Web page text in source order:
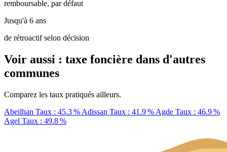
remboursable, par défaut
Jusqu'à 6 ans
de rétroactif selon décision
Voir aussi : taxe foncière dans d'autres
communes
Comparez les taux pratiqués ailleurs.
Abeilhan Taux : 45.3 % Adissan Taux : 41.9 % Agde Taux : 46.9 %
Agel Taux : 49.8 %